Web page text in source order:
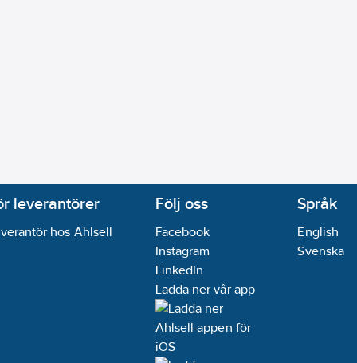
leverantörer
hos Ahlsell
Följ oss
Facebook
Instagram
LinkedIn
Ladda ner vår app
Språk
English
Svenska